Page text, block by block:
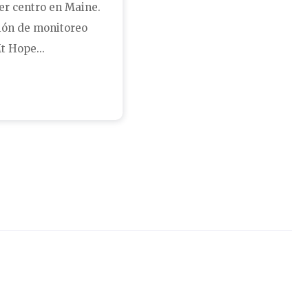
centro en Maine.
de monitoreo
Hope...
ANUNCIA UNA NUEVA SEDE EN BANGOR, ME